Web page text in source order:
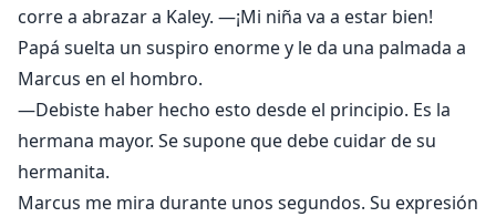
corre a abrazar a Kaley. —¡Mi niña va a estar bien!
Papá suelta un suspiro enorme y le da una palmada a
Marcus en el hombro.
—Debiste haber hecho esto desde el principio. Es la
hermana mayor. Se supone que debe cuidar de su
hermanita.
Marcus me mira durante unos segundos. Su expresión